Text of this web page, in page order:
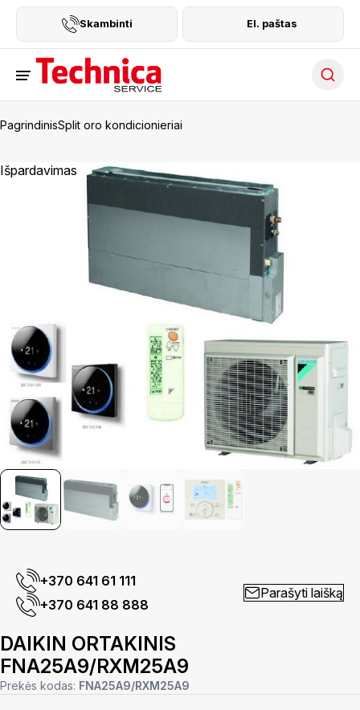
Skambinti El. paštas
PagrindinisSplit oro kondicionieriai
Išpardavimas
+370 641 61 111
+370 641 88 888
Parašyti laišką
DAIKIN ORTAKINIS
FNA25A9/RXM25A9
Prekės kodas: FNA25A9/RXM25A9